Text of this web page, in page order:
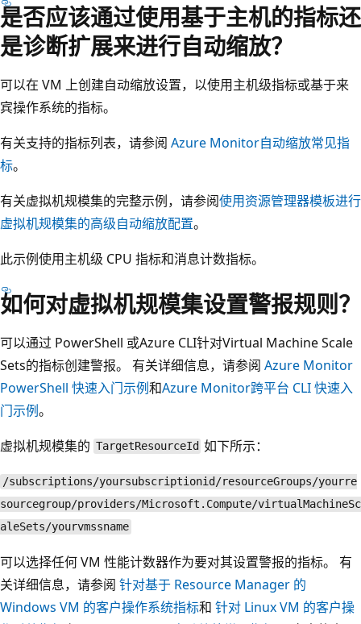
是否应该通过使用基于主机的指标还
是诊断扩展来进行自动缩放？
可以在 VM 上创建自动缩放设置，以使用主机级指标或基于来
宾操作系统的指标。
有关支持的指标列表，请参阅 Azure Monitor自动缩放常见指
标。
有关虚拟机规模集的完整示例，请参阅使用资源管理器模板进行
虚拟机规模集的高级自动缩放配置。
此示例使用主机级 CPU 指标和消息计数指标。
如何对虚拟机规模集设置警报规则？
可以通过 PowerShell 或Azure CLI针对Virtual Machine Scale
Sets的指标创建警报。 有关详细信息，请参阅 Azure Monitor
PowerShell 快速入门示例和Azure Monitor跨平台 CLI 快速入
门示例。
虚拟机规模集的 TargetResourceId 如下所示：
/subscriptions/yoursubscriptionid/resourceGroups/yourre
sourcegroup/providers/Microsoft.Compute/virtualMachineSc
aleSets/yourvmssname
可以选择任何 VM 性能计数器作为要对其设置警报的指标。 有
关详细信息，请参阅 针对基于 Resource Manager 的
Windows VM 的客户操作系统指标和 针对 Linux VM 的客户操